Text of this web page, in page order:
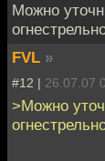
Можно
FVL »
#12 | 26.07.07
>Можно